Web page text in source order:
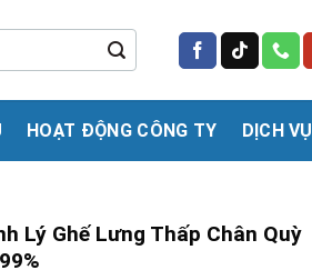
HOẠT ĐỘNG CÔNG TY DỊCH VỤ
Lý Ghế Lưng Thấp Chân Quỳ